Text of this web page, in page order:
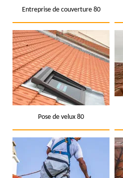
Entreprise de couverture 80
Pose de velux 80